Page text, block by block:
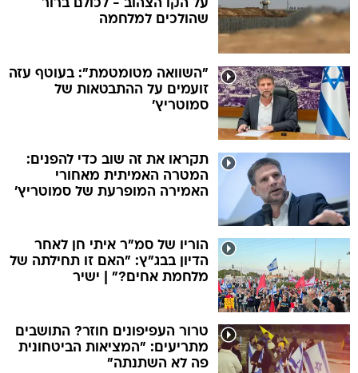
על הקו הצהוב - לכולם ברור
שהולכים למלחמה
"השוואה מטומטמת": בעוטף עזה
זועמים על ההתבטאות של
סמוטריץ'
תקראו את זה שוב כדי להפנים:
המטרה האמיתית מאחורי
האמירה המופרעת של סמוטריץ'
הוריו של סמ"ר איתי חן לאחר
הדיון בבג"ץ: "האם זו תחילתה של
מלחמת אחים?" | ישיר
טרור העפיפונים חוזר? התושבים
מתריעים: "המציאות הביטחונית
פה לא השתנתה"